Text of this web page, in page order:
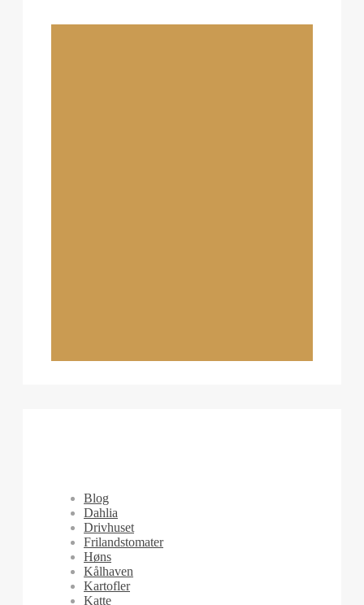
Blog
Dahlia
Drivhuset
Frilandstomater
Høns
Kålhaven
Kartofler
Katte